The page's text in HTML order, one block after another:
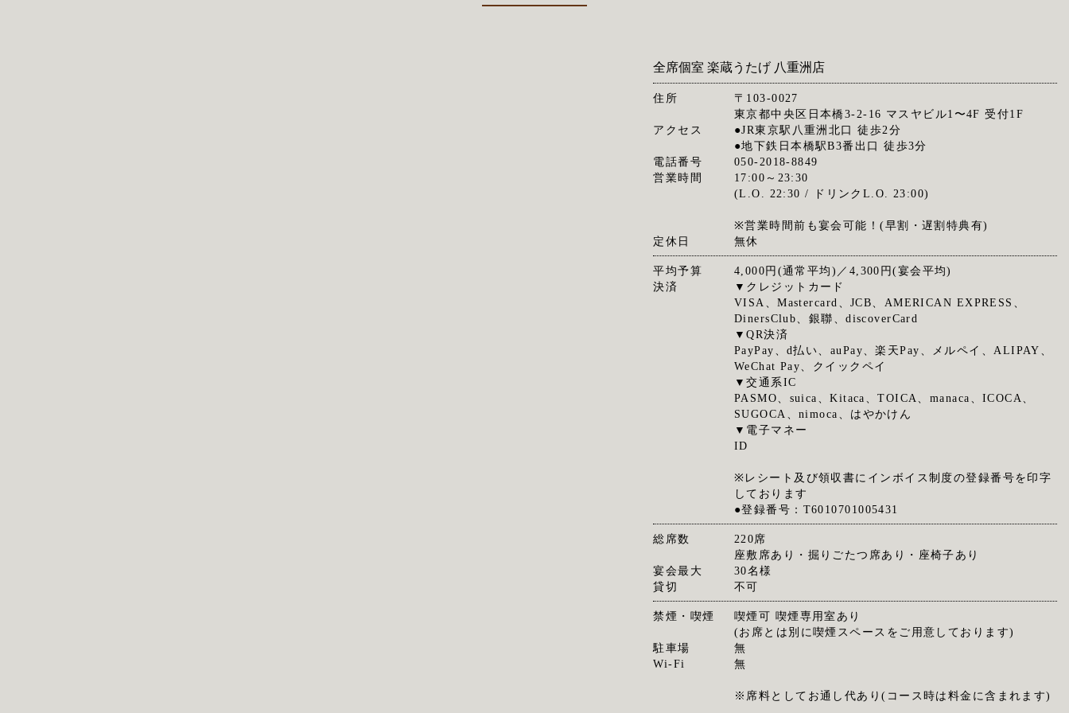
全席個室 楽蔵うたげ 八重洲店
住所
〒103-0027
東京都中央区日本橋3-2-16 マスヤビル1〜4F 受付1F
アクセス
●JR東京駅八重洲北口 徒歩2分
●地下鉄日本橋駅B3番出口 徒歩3分
電話番号
050-2018-8849
営業時間
17:00～23:30
(L.O. 22:30 / ドリンクL.O. 23:00)
※営業時間前も宴会可能！(早割・遅割特典有)
定休日
無休
平均予算
4,000円(通常平均)／4,300円(宴会平均)
決済
▼クレジットカード
VISA、Mastercard、JCB、AMERICAN EXPRESS、
DinersClub、銀聯、discoverCard
▼QR決済
PayPay、d払い、auPay、楽天Pay、メルペイ、ALIPAY、
WeChat Pay、クイックペイ
▼交通系IC
PASMO、suica、Kitaca、TOICA、manaca、ICOCA、
SUGOCA、nimoca、はやかけん
▼電子マネー
ID
※レシート及び領収書にインボイス制度の登録番号を印字
しております
●登録番号：T6010701005431
総席数
220席
座敷席あり・掘りごたつ席あり・座椅子あり
宴会最大
30名様
貸切
不可
禁煙・喫煙
喫煙可 喫煙専用室あり
(お席とは別に喫煙スペースをご用意しております)
駐車場
無
Wi-Fi
無
※席料としてお通し代あり(コース時は料金に含まれます)